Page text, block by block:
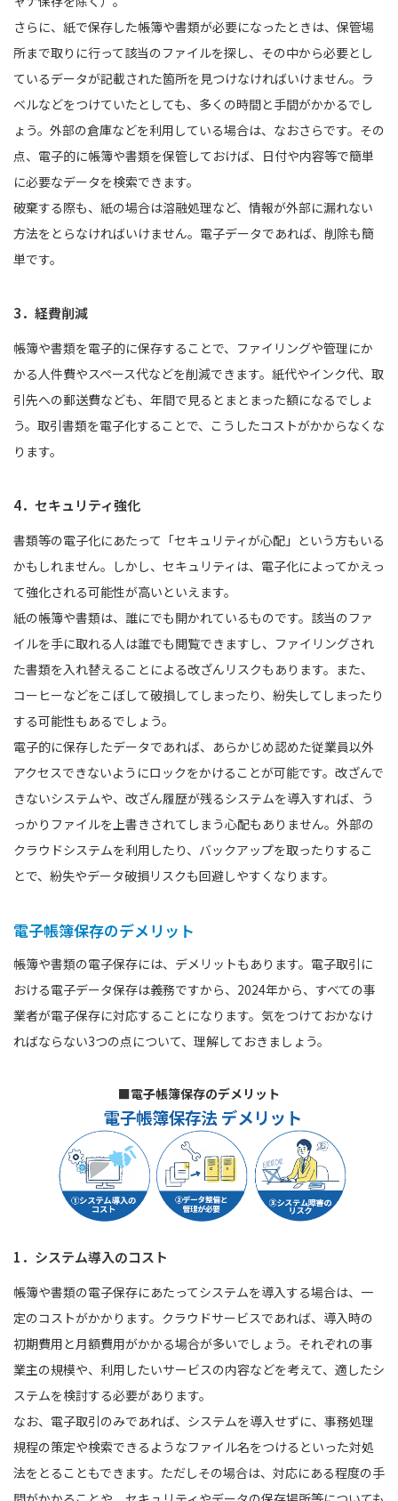
さらに、紙で保存した帳簿や書類が必要になったときは、保管場
所まで取りに行って該当のファイルを探し、その中から必要とし
ているデータが記載された箇所を見つけなければいけません。ラ
ベルなどをつけていたとしても、多くの時間と手間がかかるでし
ょう。外部の倉庫などを利用している場合は、なおさらです。その
点、電子的に帳簿や書類を保管しておけば、日付や内容等で簡単
に必要なデータを検索できます。
破棄する際も、紙の場合は溶融処理など、情報が外部に漏れない
方法をとらなければいけません。電子データであれば、削除も簡
単です。
3．経費削減
帳簿や書類を電子的に保存することで、ファイリングや管理にか
かる人件費やスペース代などを削減できます。紙代やインク代、取
引先への郵送費なども、年間で見るとまとまった額になるでしょ
う。取引書類を電子化することで、こうしたコストがかからなくな
ります。
4．セキュリティ強化
書類等の電子化にあたって「セキュリティが心配」という方もいる
かもしれません。しかし、セキュリティは、電子化によってかえっ
て強化される可能性が高いといえます。
紙の帳簿や書類は、誰にでも開かれているものです。該当のファ
イルを手に取れる人は誰でも閲覧できますし、ファイリングされ
た書類を入れ替えることによる改ざんリスクもあります。また、
コーヒーなどをこぼして破損してしまったり、紛失してしまったり
する可能性もあるでしょう。
電子的に保存したデータであれば、あらかじめ認めた従業員以外
アクセスできないようにロックをかけることが可能です。改ざんで
きないシステムや、改ざん履歴が残るシステムを導入すれば、う
っかりファイルを上書きされてしまう心配もありません。外部の
クラウドシステムを利用したり、バックアップを取ったりするこ
とで、紛失やデータ破損リスクも回避しやすくなります。
電子帳簿保存のデメリット
帳簿や書類の電子保存には、デメリットもあります。電子取引に
おける電子データ保存は義務ですから、2024年から、すべての事
業者が電子保存に対応することになります。気をつけておかなけ
ればならない3つの点について、理解しておきましょう。
■電子帳簿保存のデメリット
1．システム導入のコスト
帳簿や書類の電子保存にあたってシステムを導入する場合は、一
定のコストがかかります。クラウドサービスであれば、導入時の
初期費用と月額費用がかかる場合が多いでしょう。それぞれの事
業主の規模や、利用したいサービスの内容などを考えて、適したシ
ステムを検討する必要があります。
なお、電子取引のみであれば、システムを導入せずに、事務処理
規程の策定や検索できるようなファイル名をつけるといった対処
法をとることもできます。ただしその場合は、対応にある程度の手